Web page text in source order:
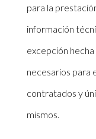
para la
información
excepción
necesarios para
contratados y
mismos.